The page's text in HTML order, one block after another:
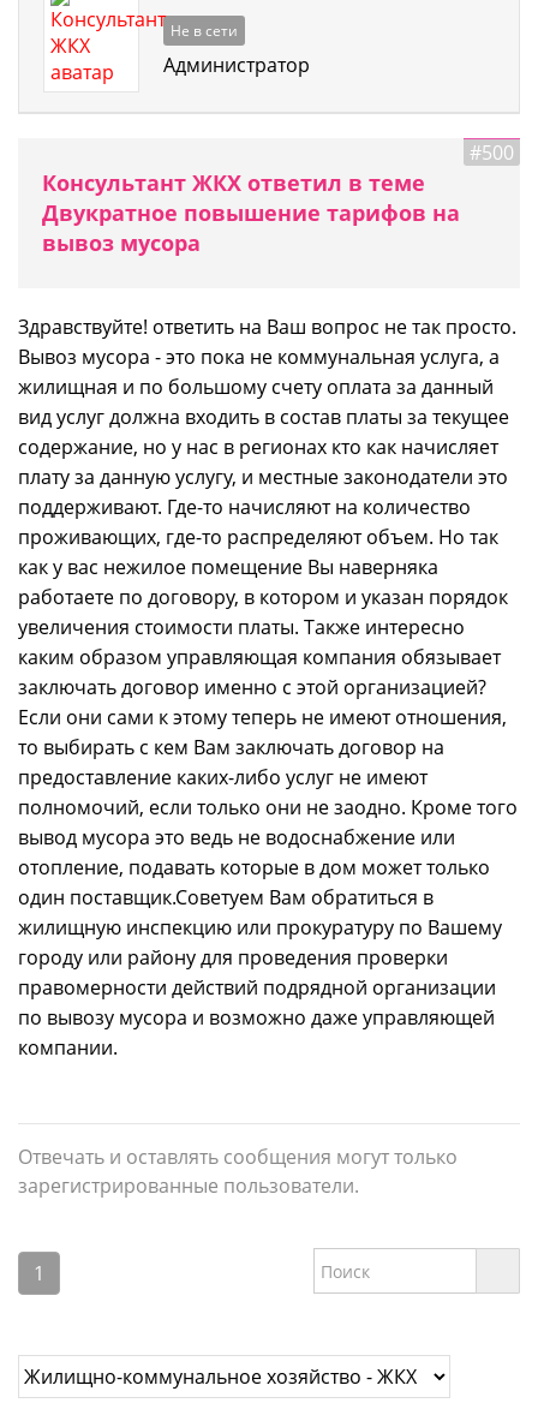
Не в сети
Администратор
#500
Консультант ЖКХ ответил в теме
Двукратное повышение тарифов на
вывоз мусора
Здравствуйте! ответить на Ваш вопрос не так просто.
Вывоз мусора - это пока не коммунальная услуга, а
жилищная и по большому счету оплата за данный
вид услуг должна входить в состав платы за текущее
содержание, но у нас в регионах кто как начисляет
плату за данную услугу, и местные законодатели это
поддерживают. Где-то начисляют на количество
проживающих, где-то распределяют объем. Но так
как у вас нежилое помещение Вы наверняка
работаете по договору, в котором и указан порядок
увеличения стоимости платы. Также интересно
каким образом управляющая компания обязывает
заключать договор именно с этой организацией?
Если они сами к этому теперь не имеют отношения,
то выбирать с кем Вам заключать договор на
предоставление каких-либо услуг не имеют
полномочий, если только они не заодно. Кроме того
вывод мусора это ведь не водоснабжение или
отопление, подавать которые в дом может только
один поставщик.Советуем Вам обратиться в
жилищную инспекцию или прокуратуру по Вашему
городу или району для проведения проверки
правомерности действий подрядной организации
по вывозу мусора и возможно даже управляющей
компании.
Отвечать и оставлять сообщения могут только
зарегистрированные пользователи.
1